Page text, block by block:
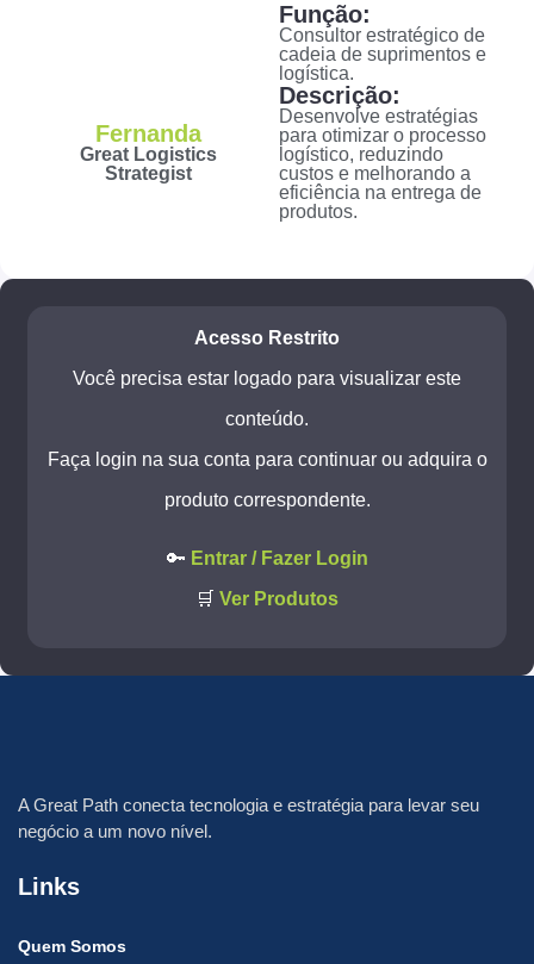
Fernanda
Great Logistics
Strategist
Função:
Consultor estratégico de
cadeia de suprimentos e
logística.
Descrição:
Desenvolve estratégias
para otimizar o processo
logístico, reduzindo
custos e melhorando a
eficiência na entrega de
produtos.
Acesso Restrito
Você precisa estar logado para visualizar este
conteúdo.
Faça login na sua conta para continuar ou adquira o
produto correspondente.
🔑 Entrar / Fazer Login
🛒 Ver Produtos
AGreat Path conecta tecnologia e estratégia para levar seu
negócio a um novo nível.
Links
Quem Somos